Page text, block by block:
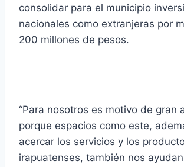
consolidar para el municipio
nacionales como extranjeras por
200 millones de pesos.
“Para nosotros es motivo de gran
porque espacios como este,
acercar los servicios y los
irapuatenses, también nos